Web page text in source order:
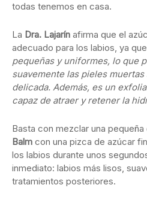
todas tenemos en casa.
La Dra. Lajarín afirma que el
adecuado para los labios, ya
pequeñas y uniformes, lo que
suavemente las pieles
delicada. Además, es un
capaz de atraer y retener la
Basta con mezclar una
Balm con una pizca de azúcar
los labios durante unos
inmediato: labios más lisos,
tratamientos posteriores.